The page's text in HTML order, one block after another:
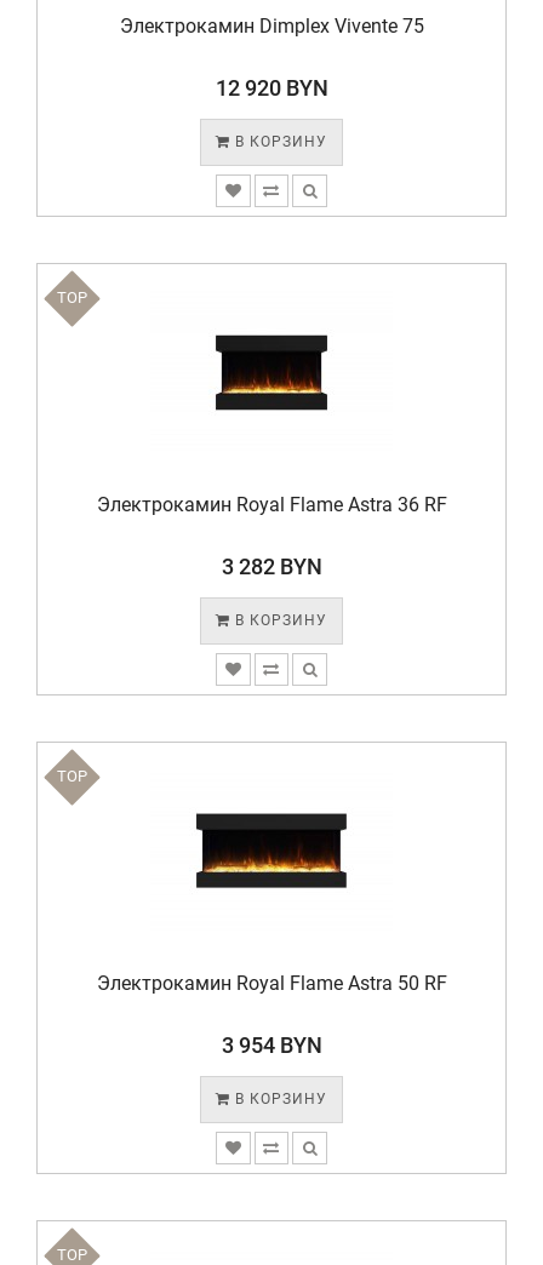
Электрокамин Dimplex Vivente 75
12 920 BYN
В КОРЗИНУ
TOP
Электрокамин Royal Flame Astra 36 RF
3 282 BYN
В КОРЗИНУ
TOP
Электрокамин Royal Flame Astra 50 RF
3 954 BYN
В КОРЗИНУ
TOP